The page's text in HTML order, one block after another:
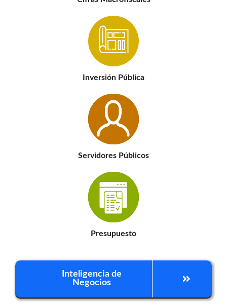
Inversión Pública
Servidores Públicos
Presupuesto
Inteligencia de
Negocios